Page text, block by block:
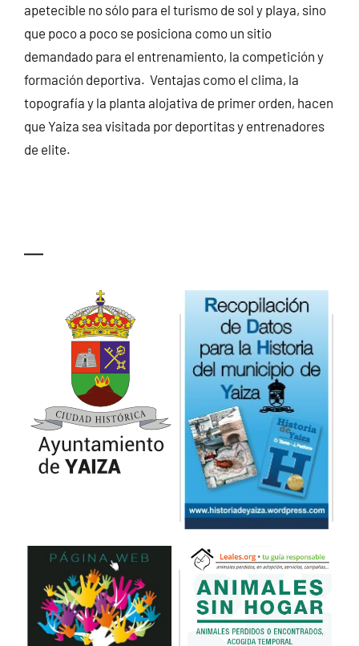
apetecible no sólo para el turismo de sol y playa, sino
que poco a poco se posiciona como un sitio
demandado para el entrenamiento, la competición y
formación deportiva. Ventajas como el clima, la
topografía y la planta alojativa de primer orden, hacen
que Yaiza sea visitada por deportitas y entrenadores
de elite.
—